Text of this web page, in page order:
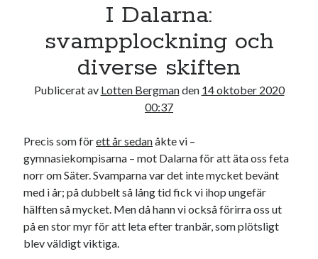
I Dalarna:
svampplockning och
diverse skiften
Publicerat av Lotten Bergmanden 14 oktober 2020
00:37
Precis som förett år sedanåkte vi –
gymnasiekompisarna – mot Dalarna för att äta oss feta
norr om Säter. Svamparna var det inte mycket bevänt
med i år; på dubbelt så lång tid fick vi ihop ungefär
hälften så mycket. Men då hann vi också förirra oss ut
på en stor myr för att leta efter tranbär, som plötsligt
blev väldigt viktiga.